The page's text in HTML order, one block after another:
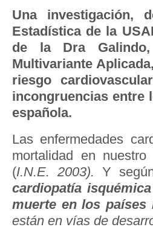
Una investigación,
Estadística de la
de la Dra
Multivariante
riesgo
incongruencias entre
española.
Las enfermedades
mortalidad en nuestro
(I.N.E. 2003). Y
cardiopatía isquémica
muerte en los países
están en vías de